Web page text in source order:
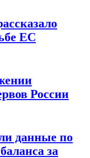
ЕС
России
данные по
за